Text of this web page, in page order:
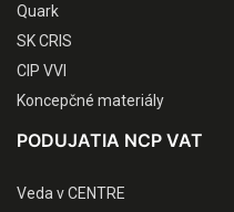
Quark
SK CRIS
CIP VVI
Koncepčné materiály
PODUJATIA NCP VAT
Veda v CENTRE